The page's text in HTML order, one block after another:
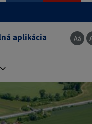
aplikácia